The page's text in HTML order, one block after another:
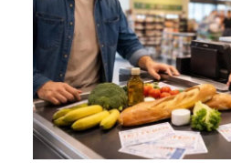
Assurance